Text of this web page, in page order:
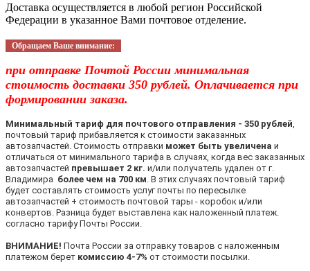
Доставка осуществляется в любой регион Российской
Федерации в указанное Вами почтовое отделение.
Обращаем Ваше внимание:
при отправке Почтой России минимальная
стоимость доставки 350 рублей. Оплачивается при
формировании заказа.
Минимальный тариф для почтового отправления - 350 рублей
почтовый тариф прибавляется к стоимости заказанных
автозапчастей. Стоимость отправки может быть увеличена и
отличаться от минимального тарифа в случаях, когда вес заказанных
автозапчастей превышает 2 кг. и/или получатель удален от г.
Владимира более чем на 700 км . В этих случаях почтовый тариф
будет составлять стоимость услуг почты по пересылке
автозапчастей + стоимость почтовой тары - коробок и/или
конвертов. Разница будет выставлена как наложенный платеж.
согласно тарифу Почты России.
ВНИМАНИЕ! Почта России за отправку товаров с наложенным
платежом берет комиссию 4-7% от стоимости посылки.